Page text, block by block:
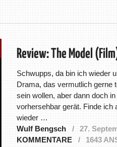
Review: The Model
Schwupps, da bin ich wieder
Drama, das vermutlich gerne
sein wollen, aber dann doch
vorhersehbar gerät. Finde ich
wieder …
Wulf Bengsch
27.
KOMMENTARE
1643